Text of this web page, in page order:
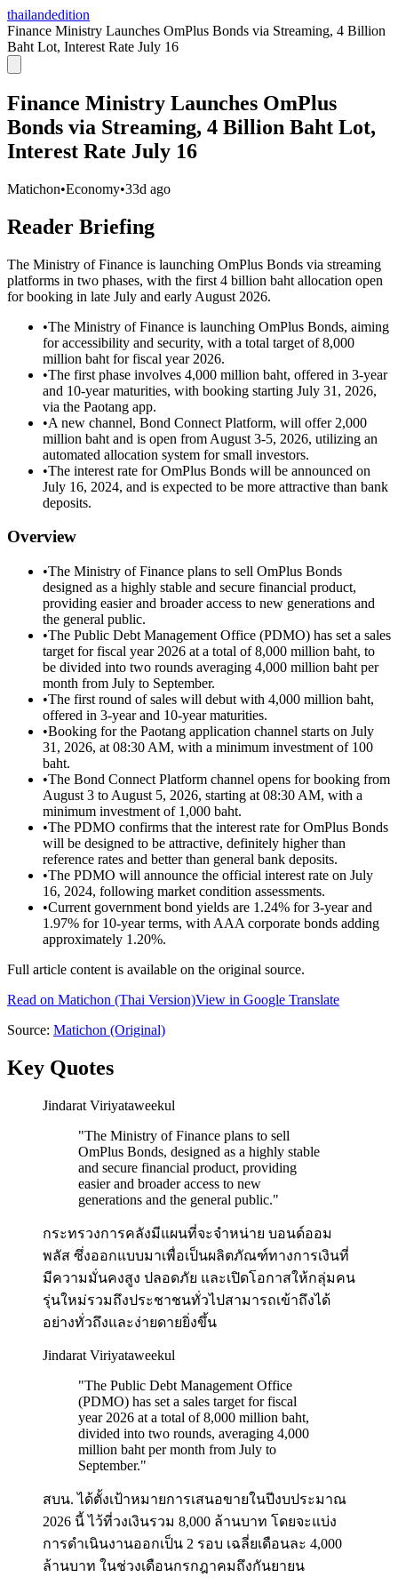
thailandedition
Finance Ministry Launches OmPlus Bonds via Streaming, 4 Billion
Baht Lot, Interest Rate July 16
Finance Ministry Launches OmPlus
Bonds via Streaming, 4 Billion Baht Lot,
Interest Rate July 16
Matichon•Economy•33d ago
Reader Briefing
The Ministry of Finance is launching OmPlus Bonds via streaming
platforms in two phases, with the first 4 billion baht allocation open
for booking in late July and early August 2026.
•The Ministry of Finance is launching OmPlus Bonds, aiming
for accessibility and security, with a total target of 8,000
million baht for fiscal year 2026.
•The first phase involves 4,000 million baht, offered in 3-year
and 10-year maturities, with booking starting July 31, 2026,
via the Paotang app.
•A new channel, Bond Connect Platform, will offer 2,000
million baht and is open from August 3-5, 2026, utilizing an
automated allocation system for small investors.
•The interest rate for OmPlus Bonds will be announced on
July 16, 2024, and is expected to be more attractive than bank
deposits.
Overview
•The Ministry of Finance plans to sell OmPlus Bonds
designed as a highly stable and secure financial product,
providing easier and broader access to new generations and
the general public.
•The Public Debt Management Office (PDMO) has set a sales
target for fiscal year 2026 at a total of 8,000 million baht, to
be divided into two rounds averaging 4,000 million baht per
month from July to September.
•The first round of sales will debut with 4,000 million baht,
offered in 3-year and 10-year maturities.
•Booking for the Paotang application channel starts on July
31, 2026, at 08:30 AM, with a minimum investment of 100
baht.
•The Bond Connect Platform channel opens for booking from
August 3 to August 5, 2026, starting at 08:30 AM, with a
minimum investment of 1,000 baht.
•The PDMO confirms that the interest rate for OmPlus Bonds
will be designed to be attractive, definitely higher than
reference rates and better than general bank deposits.
•The PDMO will announce the official interest rate on July
16, 2024, following market condition assessments.
•Current government bond yields are 1.24% for 3-year and
1.97% for 10-year terms, with AAA corporate bonds adding
approximately 1.20%.
Full article content is available on the original source.
Read on Matichon (Thai Version)View in Google Translate
Source: Matichon (Original)
Key Quotes
Jindarat Viriyataweekul
"The Ministry of Finance plans to sell
OmPlus Bonds, designed as a highly stable
and secure financial product, providing
easier and broader access to new
generations and the general public."
กระทรวงการคลังมีแผนที่จะจำหน่าย บอนด์ออม
พลัส ซึ่งออกแบบมาเพื่อเป็นผลิตภัณฑ์ทางการเงินที่
มีความมั่นคงสูง ปลอดภัย และเปิดโอกาสให้กลุ่มคน
รุ่นใหม่รวมถึงประชาชนทั่วไปสามารถเข้าถึงได้
อย่างทั่วถึงและง่ายดายยิ่งขึ้น
Jindarat Viriyataweekul
"The Public Debt Management Office
(PDMO) has set a sales target for fiscal
year 2026 at a total of 8,000 million baht,
divided into two rounds, averaging 4,000
million baht per month from July to
September."
สบน. ได้ตั้งเป้าหมายการเสนอขายในปีงบประมาณ
2026 นี้ ไว้ที่วงเงินรวม 8,000 ล้านบาท โดยจะแบ่ง
การดำเนินงานออกเป็น 2 รอบ เฉลี่ยเดือนละ 4,000
ล้านบาท ในช่วงเดือนกรกฎาคมถึงกันยายน